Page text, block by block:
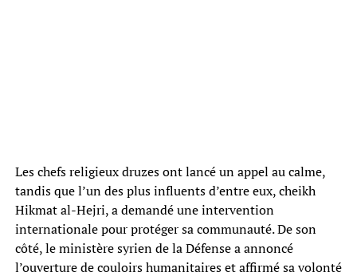
Les chefs religieux druzes ont lancé un appel au calme,
tandis que l’un des plus influents d’entre eux, cheikh
Hikmat al-Hejri, a demandé une intervention
internationale pour protéger sa communauté. De son
côté, le ministère syrien de la Défense a annoncé
l’ouverture de couloirs humanitaires et affirmé sa volonté